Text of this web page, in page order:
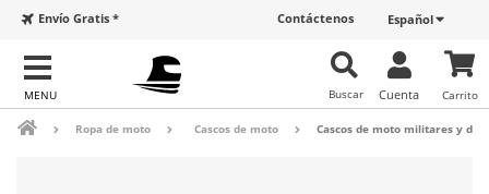
Español
Contáctenos
Envío Gratis *
Carrito
Cuenta
Buscar
Ropa de moto Cascos de moto Cascos de moto militares y de